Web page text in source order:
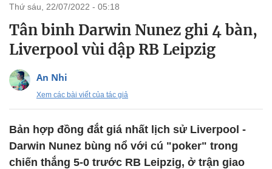
thứ sáu, 22/07/2022 - 05:18
Tân binh Darwin Nunez ghi 4 bàn,
Liverpool vùi dập RB Leipzig
An Nhi
Xem các bài viết của tác giả
Bản hợp đồng đắt giá nhất lịch sử Liverpool -
Darwin Nunez bùng nổ với cú "poker" trong
chiến thắng 5-0 trước RB Leipzig, ở trận giao